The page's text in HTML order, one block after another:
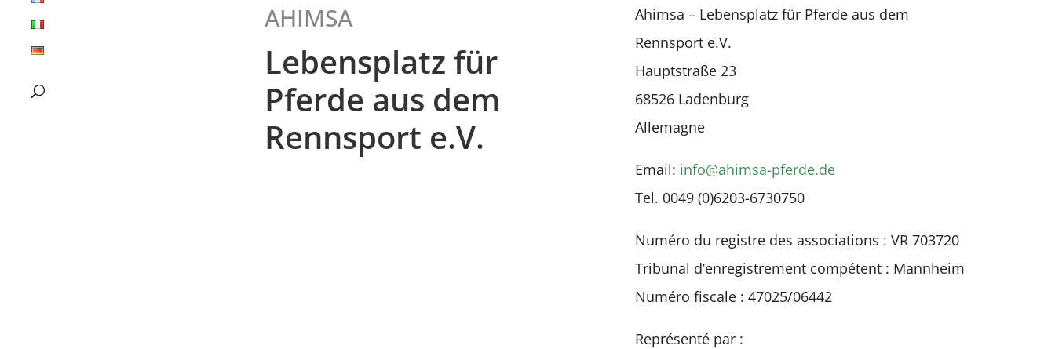
AHIMSA
Lebensplatz für
Pferde aus dem
Rennsport e.V.
Ahimsa – Lebensplatz für Pferde aus dem
Rennsport e.V.
Hauptstraße 23
68526 Ladenburg
Allemagne
Email: info@ahimsa-pferde.de
Tel. 0049 (0)6203-6730750
Numéro du registre des associations : VR 703720
Tribunal d’enregistrement compétent : Mannheim
Numéro fiscale : 47025/06442
Représenté par :